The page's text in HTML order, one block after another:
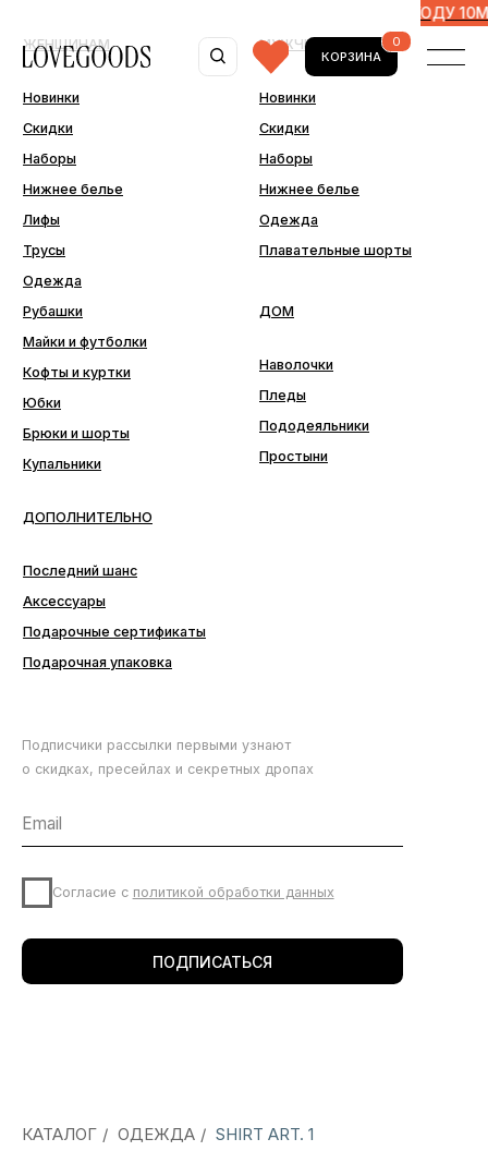
ДОПОЛНИТЕЛЬНЫЕ -10% ПО ПРОМОКОДУ 10MORE
КОРЗИНА
Новинки
Нижнее белье
Скидки
Рубашки
Лифы
Новинки
Последний шанс
Аксессуары
Подарочная упаковка
ДОПОЛНИТЕЛЬНО
Брюки и шорты
Юбки
Майки и футболки
Согласие сполитикой обработки данных
КАТАЛОГ / ОДЕЖДА / SHIRT ART. 1